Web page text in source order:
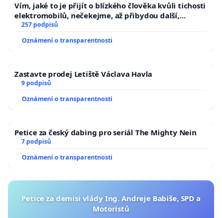
Vím, jaké to je přijít o blízkého člověka kvůli tichosti
elektromobilů, nečekejme, až přibydou další,
zaveďme slyšitelná auta!
257 podpisů
Oznámení o transparentnosti
Zastavte prodej Letiště Václava Havla
9 podpisů
Oznámení o transparentnosti
Petice za český dabing pro seriál The Mighty Nein
7 podpisů
Oznámení o transparentnosti
Petice za demisi vlády Ing. Andreje Babiše, SPD a
Motoristů